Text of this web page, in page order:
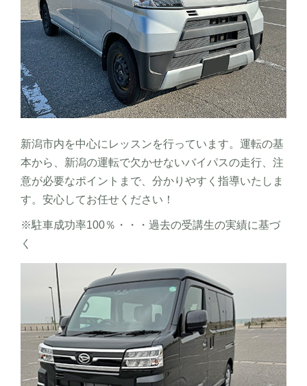
新潟市内を中心にレッスンを行っています。運転の基
本から、新潟の運転で欠かせないバイパスの走行、注
意が必要なポイントまで、分かりやすく指導いたしま
す。安心してお任せください！
※駐車成功率100％・・・過去の受講生の実績に基づ
く